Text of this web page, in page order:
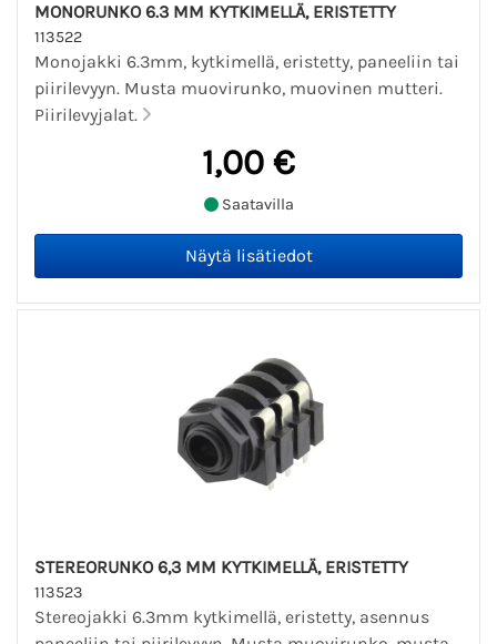
MONORUNKO 6.3 MM KYTKIMELLÄ, ERISTETTY
113522
Monojakki 6.3mm, kytkimellä, eristetty, paneeliin tai
piirilevyyn. Musta muovirunko, muovinen mutteri.
Piirilevyjalat.
1,00 €
Saatavilla
STEREORUNKO 6,3 MM KYTKIMELLÄ, ERISTETTY
113523
Stereojakki 6.3mm kytkimellä, eristetty, asennus